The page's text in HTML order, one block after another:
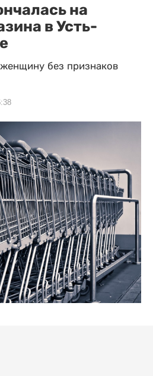
на
в Усть-
без признаков